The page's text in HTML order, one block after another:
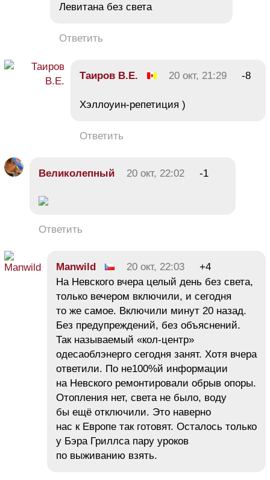
Левитана без света
Ответить
Таиров В.Е. 20 окт, 21:29 -8
Хэллоуин-репетиция )
Ответить
Великолепный 20 окт, 22:02 -1
Ответить
Manwild 20 окт, 22:03
+4
На Невского вчера целый день без света,
только вечером включили, и сегодня
то же самое. Включили минут 20 назад.
Без предупреждений, без объяснений.
Так называемый «кол-центр»
одесаоблэнерго сегодня занят. Хотя вчера
ответили. По не100%й информации
на Невского ремонтировали обрыв опоры.
Отопления нет, света не было, воду
бы ещё отключили. Это наверно
нас к Европе так готовят. Осталось только
у Бэра Гриллса пару уроков
по выживанию взять.